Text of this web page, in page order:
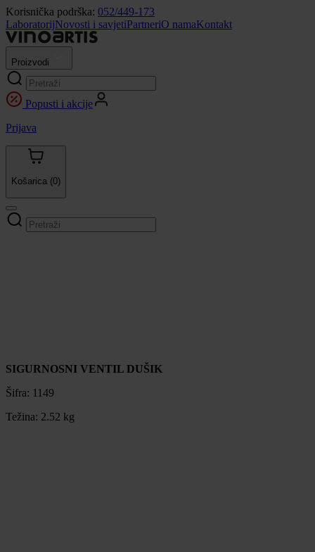
Korisnička podrška: 052/449-173
LaboratorijNovosti i savjetiPartneriO namaKontakt
Proizvodi
Popusti i akcije
Prijava
Košarica (0)
SIGURNOSNI VENTIL DUŠIK
Šifra: 1149
Težina: 2.52 kg